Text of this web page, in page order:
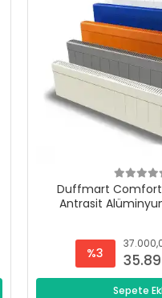
Duffmart Comfort
Antrasit
%3
Sepete